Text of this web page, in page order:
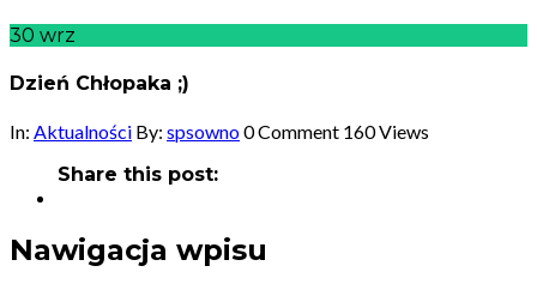
30 wrz
Dzień Chłopaka ;)
In: Aktualności By: spsowno0 Comment 160 Views
Share this post:
Nawigacja wpisu